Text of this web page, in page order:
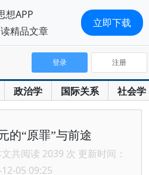
政治学 国际关系 社会学
登录 注册
的“原罪”与前途
共阅读 2039 次 更新时间：
05 09:25
想APP
精品文章
立即下载